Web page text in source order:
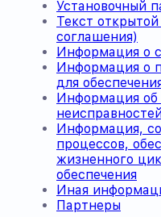
Установочный
Текст
соглашения)
Информация о
Информация о
для
Информация об
Информация,
процессов,
жизненного
обеспечения
Иная
Партнеры